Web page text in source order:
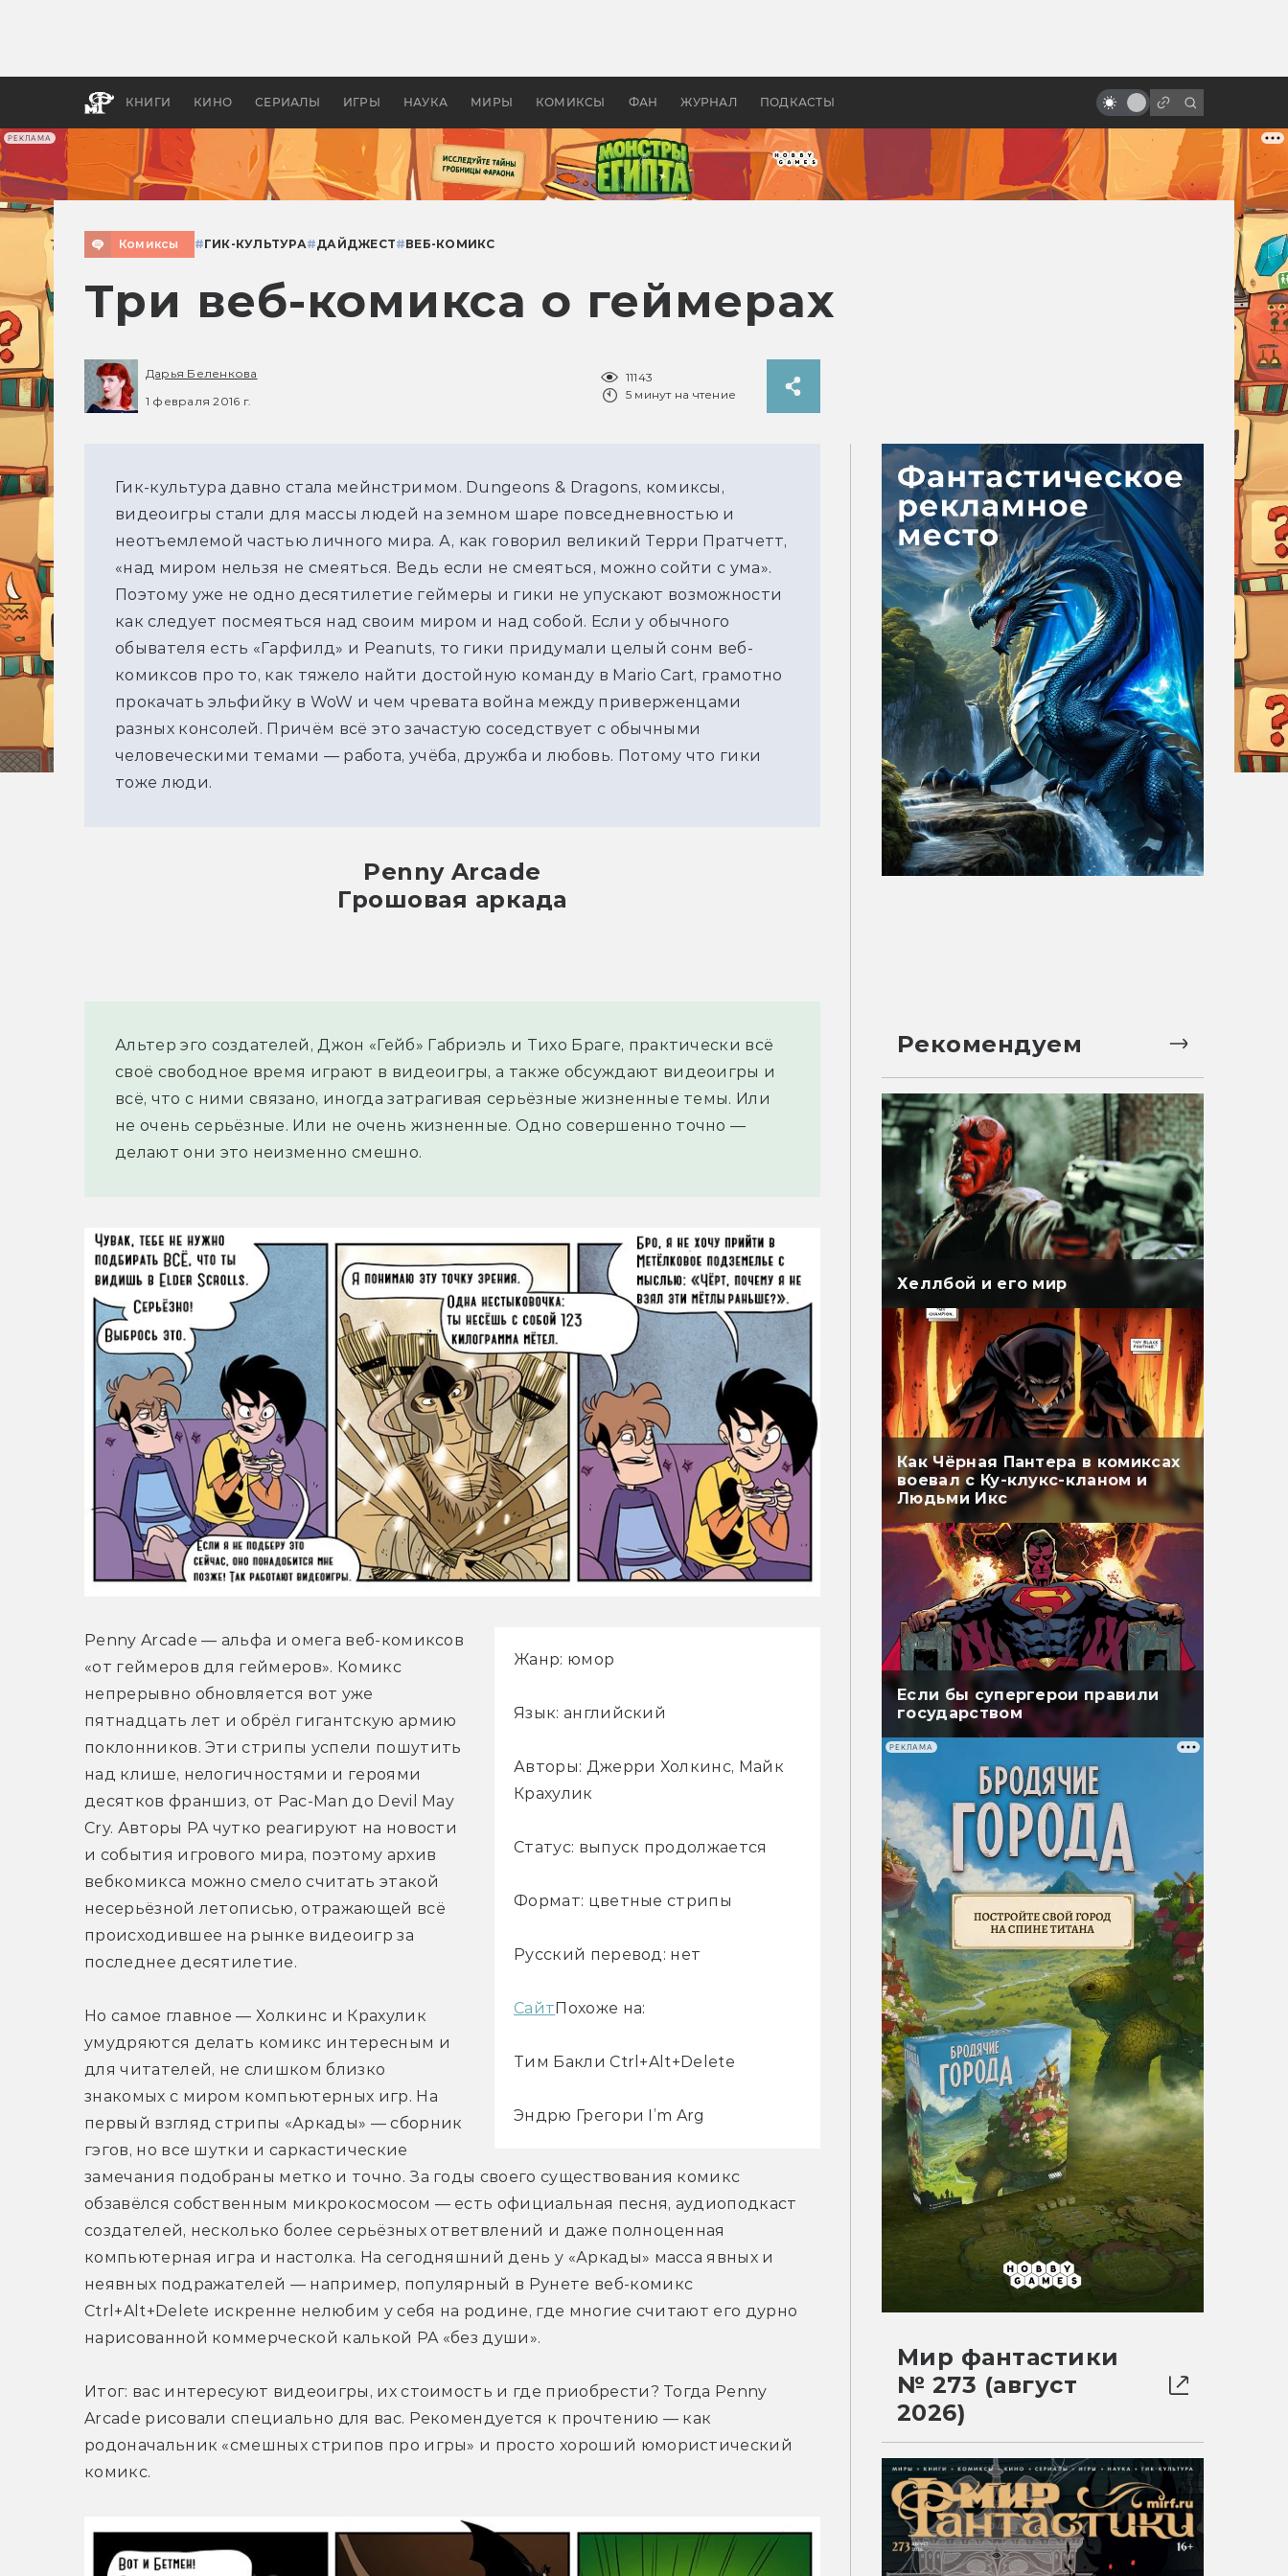
РЕКЛАМА
КНИГИ КИНО СЕРИАЛЫ ИГРЫ НАУКА МИРЫ КОМИКСЫ ФАН ЖУРНАЛ ПОДКАСТЫ
апокалипсис, в России —
бы «Властелина колец»
книги и фильма
Комиксы #ГИК-КУЛЬТУРА#ДАЙДЖЕСТ#ВЕБ-КОМИКС
Три веб-комикса о геймерах
Дарья Беленкова
1 февраля 2016 г.
11143
5 минут на чтение
Гик-культура давно стала мейнстримом. Dungeons & Dragons, комиксы,
видеоигры стали для массы людей на земном шаре повседневностью и
неотъемлемой частью личного мира. А, как говорил великий Терри Пратчетт,
«над миром нельзя не смеяться. Ведь если не смеяться, можно сойти с ума».
Поэтому уже не одно десятилетие геймеры и гики не упускают возможности
как следует посмеяться над своим миром и над собой. Если у обычного
обывателя есть «Гарфилд» и Peanuts, то гики придумали целый сонм веб-
комиксов про то, как тяжело найти достойную команду в Mario Cart, грамотно
прокачать эльфийку в WoW и чем чревата война между приверженцами
разных консолей. Причём всё это зачастую соседствует с обычными
человеческими темами — работа, учёба, дружба и любовь. Потому что гики
тоже люди.
Penny Arcade
Грошовая аркада
Альтер эго создателей, Джон «Гейб» Габриэль и Тихо Браге, практически всё
своё свободное время играют в видеоигры, а также обсуждают видеоигры и
всё, что с ними связано, иногда затрагивая серьёзные жизненные темы. Или
не очень серьёзные. Или не очень жизненные. Одно совершенно точно —
делают они это неизменно смешно.
Жанр: юмор
Язык: английский
Авторы: Джерри Холкинс, Майк
Крахулик
Статус: выпуск продолжается
Формат: цветные стрипы
Русский перевод: нет
Сайт Похоже на:
Тим Бакли Ctrl+Alt+Delete
Эндрю Грегори I’m Arg
Penny Arcade — альфа и омега веб-комиксов
«от геймеров для геймеров». Комикс
непрерывно обновляется вот уже
пятнадцать лет и обрёл гигантскую армию
поклонников. Эти стрипы успели пошутить
над клише, нелогичностями и героями
десятков франшиз, от Pac-Man до Devil May
Cry. Авторы PA чутко реагируют на новости
и события игрового мира, поэтому архив
вебкомикса можно смело считать этакой
несерьёзной летописью, отражающей всё
происходившее на рынке видеоигр за
последнее десятилетие.
Но самое главное — Холкинс и Крахулик
умудряются делать комикс интересным и
для читателей, не слишком близко
знакомых с миром компьютерных игр. На
первый взгляд стрипы «Аркады» — сборник
гэгов, но все шутки и саркастические
замечания подобраны метко и точно. За годы своего существования комикс
обзавёлся собственным микрокосмосом — есть официальная песня, аудиоподкаст
создателей, несколько более серьёзных ответвлений и даже полноценная
компьютерная игра и настолка. На сегодняшний день у «Аркады» масса явных и
неявных подражателей — например, популярный в Рунете веб-комикс
Ctrl+Alt+Delete искренне нелюбим у себя на родине, где многие считают его дурно
нарисованной коммерческой калькой PA «без души».
Итог: вас интересуют видеоигры, их стоимость и где приобрести? Тогда Penny
Arcade рисовали специально для вас. Рекомендуется к прочтению — как
родоначальник «смешных стрипов про игры» и просто хороший юмористический
комикс.
Рекомендуем
Хеллбой и его мир
Как Чёрная Пантера в комиксах
воевал с Ку-клукс-кланом и
Людьми Икс
Если бы супергерои правили
государством
РЕКЛАМА
Мир фантастики
№ 273 (август
2026)